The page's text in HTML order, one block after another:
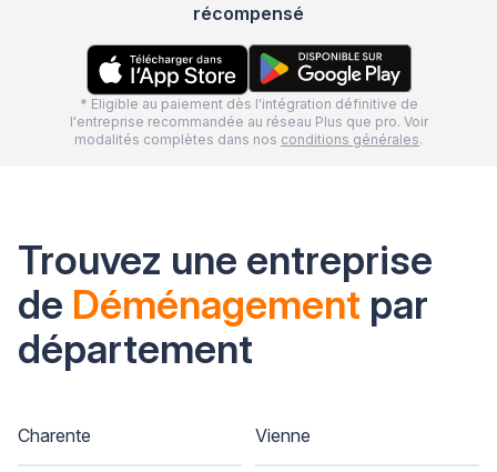
récompensé
* Eligible au paiement dès l'intégration définitive de
l'entreprise recommandée au réseau Plus que pro. Voir
modalités complètes dans nos conditions générales.
Trouvez une entreprise
de Déménagement par
département
Charente Vienne